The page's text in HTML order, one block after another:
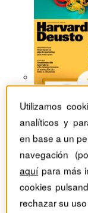
Revistas Harvard
Cómo la
forma de trabajar
Utilizamos
analíticos y
en base a un
navegación
aquípara más
cookies
rechazar su